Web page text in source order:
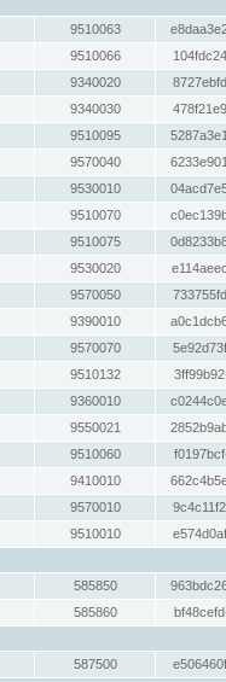
9510063
9510066
9340020
9340030
9510095
9570040
9530010
9510070
9510075
9530020
9570050
9390010
9570070
9510132
9360010
9550021
9510060
9410010
9570010
9510010
585850
585860
587500